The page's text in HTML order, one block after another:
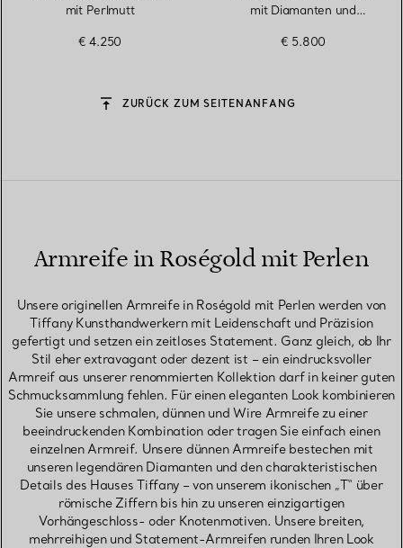
mit Perlmutt
€ 4.250
mit Diamanten und
€ 5.800
ZURÜCK ZUM SEITENANFANG
Armreife in Roségold mit Perlen
Unsere originellen Armreife in Roségold mit Perlen werden von
Tiffany Kunsthandwerkern mit Leidenschaft und Präzision
gefertigt und setzen ein zeitloses Statement. Ganz gleich, ob Ihr
Stil eher extravagant oder dezent ist – ein eindrucksvoller
Armreif aus unserer renommierten Kollektion darf in keiner guten
Schmucksammlung fehlen. Für einen eleganten Look kombinieren
Sie unsere schmalen, dünnen und Wire Armreife zu einer
beeindruckenden Kombination oder tragen Sie einfach einen
einzelnen Armreif. Unsere dünnen Armreife bestechen mit
unseren legendären Diamanten und den charakteristischen
Details des Hauses Tiffany – von unserem ikonischen „T“ über
römische Ziffern bis hin zu unseren einzigartigen
Vorhängeschloss- oder Knotenmotiven. Unsere breiten,
mehrreihigen und Statement-Armreifen runden Ihren Look